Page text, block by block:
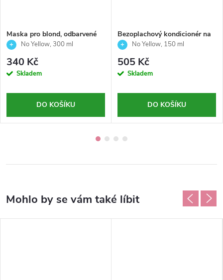
Maska pro blond, odbarvené
nebo šedé vlasy - No Yellow
No Yellow, 300 ml
340 Kč
Skladem
DO KOŠÍKU
Bezoplachový kondicionér na
vlasy pro krásnou blond - No
No Yellow, 150 ml
505 Kč
Skladem
DO KOŠÍKU